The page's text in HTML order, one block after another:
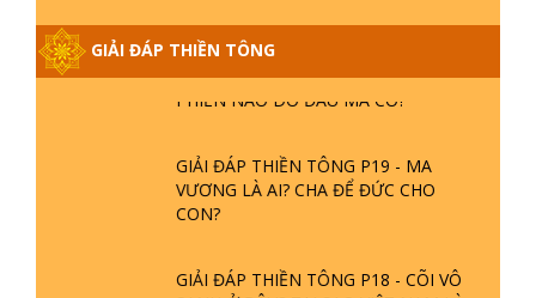
GIẢI ĐÁP THIỀN TÔNG
GIẢI ĐÁP THIỀN TÔNG ĐẶC BIỆT
GIẢI ĐÁP THIỀN TÔNG P19 - MA
VƯƠNG LÀ AI? CHA ĐỂ ĐỨC CHO
CON?
GIẢI ĐÁP THIỀN TÔNG P18 - CÕI VÔ